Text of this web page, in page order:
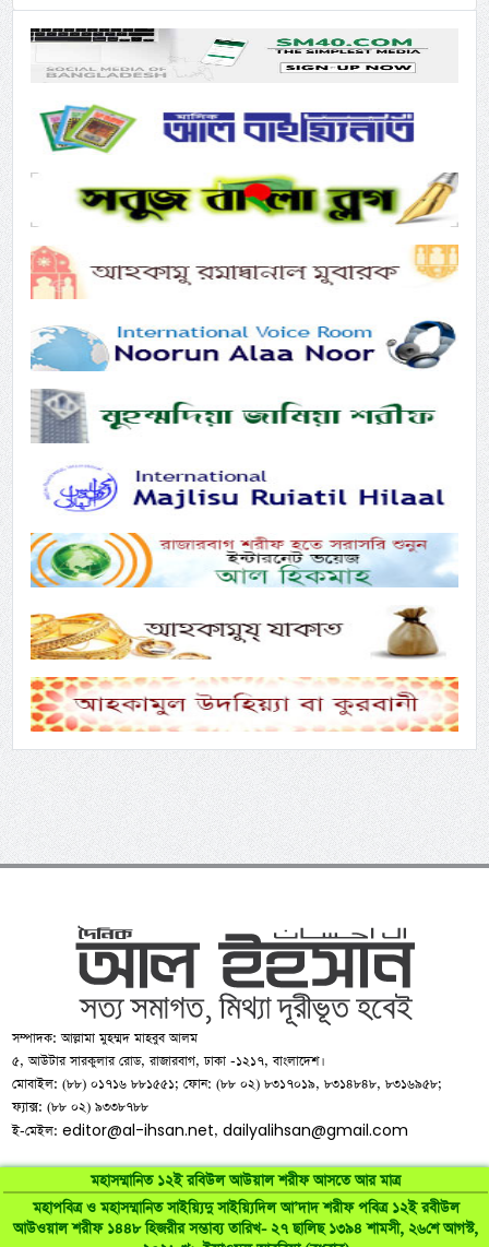
মহাসম্মানিত ১২ই রবিউল আউয়াল শরীফ আসতে আর মাত্র
মহাপবিত্র ও মহাসম্মানিত সাইয়্যিদু সাইয়্যিদিল আ’দাদ শরীফ পবিত্র ১২ই রবীউল
আউওয়াল শরীফ ১৪৪৮ হিজরীর সম্ভাব্য তারিখ- ২৭ ছালিছ ১৩৯৪ শামসী, ২৬শে আগস্ট,
সম্পাদক: আল্লামা মুহম্মদ মাহবুব আলম
৫, আউটার সারকুলার রোড, রাজারবাগ, ঢাকা -১২১৭, বাংলাদেশ।
মোবাইল: (৮৮) ০১৭১৬ ৮৮১৫৫১; ফোন: (৮৮ ০২) ৮৩১৭০১৯, ৮৩১৪৮৪৮, ৮৩১৬৯৫৮;
ফ্যাক্স: (৮৮ ০২) ৯৩৩৮৭৮৮
ই-মেইল:editor@al-ihsan.net,dailyalihsan@gmail.com
2007-2026. All Rights Reserved | Developed by: